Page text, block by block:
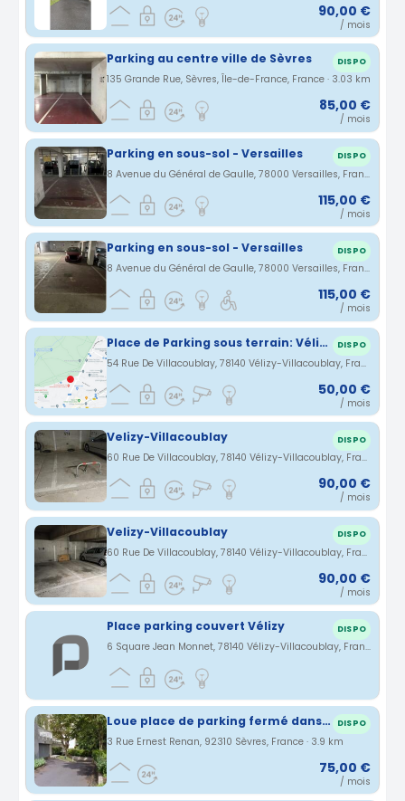
90,00 €
/ mois
Parking au centre ville de Sèvres DISPO
135 Grande Rue, Sèvres, Île-de-France, France · 3.03 km
85,00 €
/ mois
Parking en sous-sol - Versailles DISPO
8 Avenue du Général de Gaulle, 78000 Versailles, France · 3.14 km
115,00 €
/ mois
Parking en sous-sol - Versailles DISPO
8 Avenue du Général de Gaulle, 78000 Versailles, France · 3.14 km
115,00 €
/ mois
Place de Parking sous terrain: Vélizy / Rue Grange Dame Rose DISPO
54 Rue De Villacoublay, 78140 Vélizy-Villacoublay, France · 3.32 km
50,00 €
/ mois
Velizy-Villacoublay DISPO
60 Rue De Villacoublay, 78140 Vélizy-Villacoublay, France · 3.35 km
90,00 €
/ mois
Velizy-Villacoublay DISPO
60 Rue De Villacoublay, 78140 Vélizy-Villacoublay, France · 3.35 km
90,00 €
/ mois
Place parking couvert Vélizy DISPO
6 Square Jean Monnet, 78140 Vélizy-Villacoublay, France · 3.67 km
Loue place de parking fermé dans une résidence - 92310 Sèvres - Gare Rive Gauche DISPO
3 Rue Ernest Renan, 92310 Sèvres, France · 3.9 km
75,00 €
/ mois